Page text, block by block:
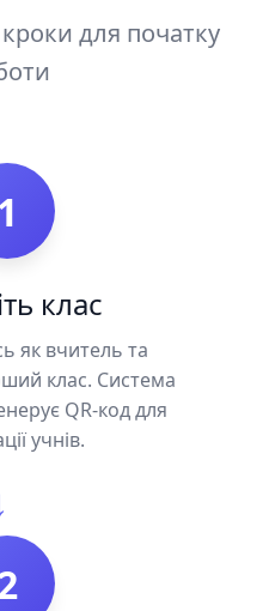
для початку
1
клас
як вчитель та
клас. Система
QR-код для
учнів.